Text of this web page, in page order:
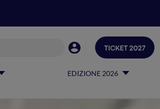
EDIZIONE 2026
TICKET 2027